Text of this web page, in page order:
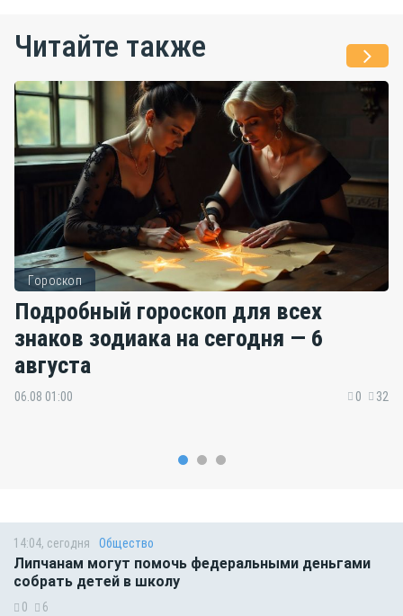
Читайте также
Гороскоп
Подробный гороскоп для всех
знаков зодиака на сегодня — 6
августа
06.08 01:00 0 32
14:04, сегодня Общество
Липчанам могут помочь федеральными деньгами
собрать детей в школу
0 6